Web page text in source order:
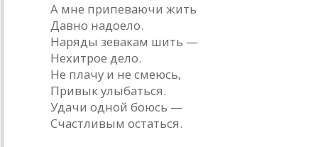
А мне припеваючи жить
Давно надоело.
Наряды зевакам шить —
Нехитрое дело.
Не плачу и не смеюсь,
Привык улыбаться.
Удачи одной боюсь —
Счастливым остаться.